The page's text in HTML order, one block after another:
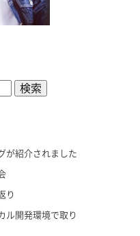
が紹介されました
り
ル開発環境で取り